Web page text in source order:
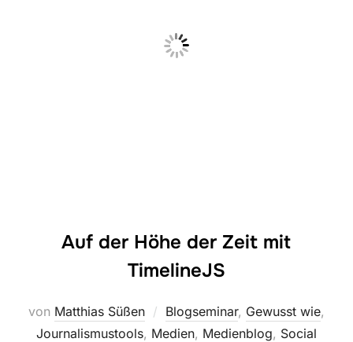
Auf der Höhe der Zeit mit
TimelineJS
von Matthias Süßen Blogseminar, Gewusst wie,
Journalismustools, Medien, Medienblog, Social